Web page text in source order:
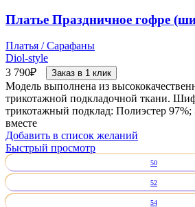
Платье Праздничное гофре
Платья / Сарафаны
Diol-style
3 790₽ Заказ в 1 клик
Модель выполнена из
трикотажной подкладочной ткани.
трикотажный подклад: Полиэстер
вместе
Добавить в список желаний
Быстрый просмотр
50
52
54